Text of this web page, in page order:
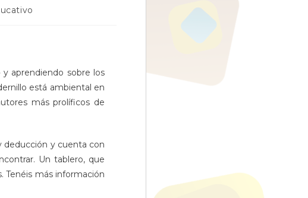
aprendiendo sobre los
está ambiental en
más prolíficos de
deducción y cuenta con
Un tablero, que
Tenéis más información